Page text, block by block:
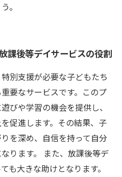
。
課後等デイサービスの役割
別支援が必要な子どもたち
要なサービスです。このプ
びや学習の機会を提供し、
促進します。その結果、子
を深め、自信を持って自分
ります。 また、放課後等デ
も大きな助けとなります。